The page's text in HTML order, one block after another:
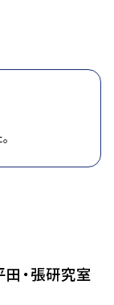
・張研究室